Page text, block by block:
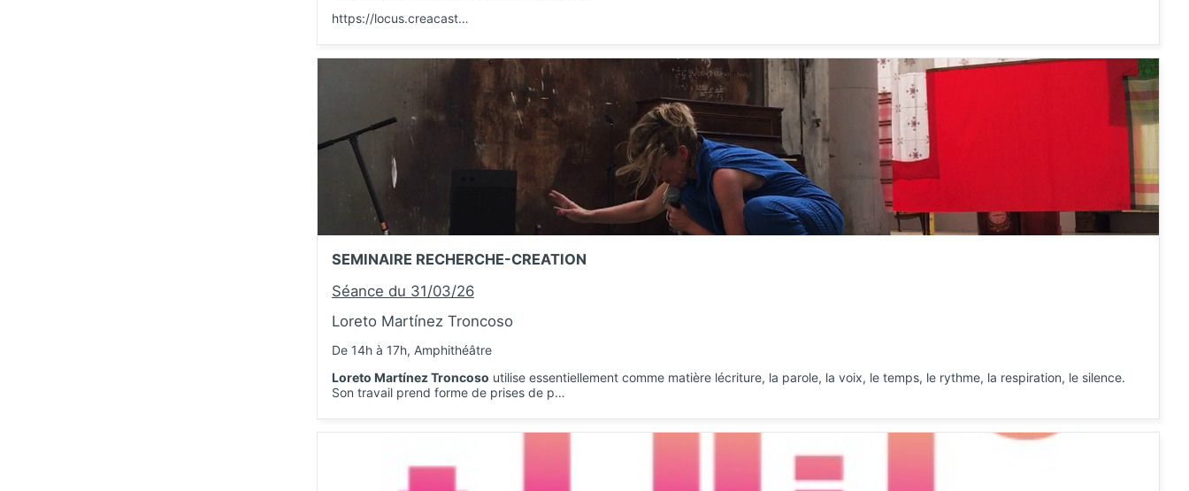
https://locus.creacast…
SEMINAIRE RECHERCHE-CREATION
Séance du 31/03/26
Loreto Martínez Troncoso
De 14h à 17h, Amphithéâtre
Loreto Martínez Troncoso utilise essentiellement comme matière lécriture, la parole, la voix, le temps, le rythme, la respiration, le silence.
Son travail prend forme de prises de p…